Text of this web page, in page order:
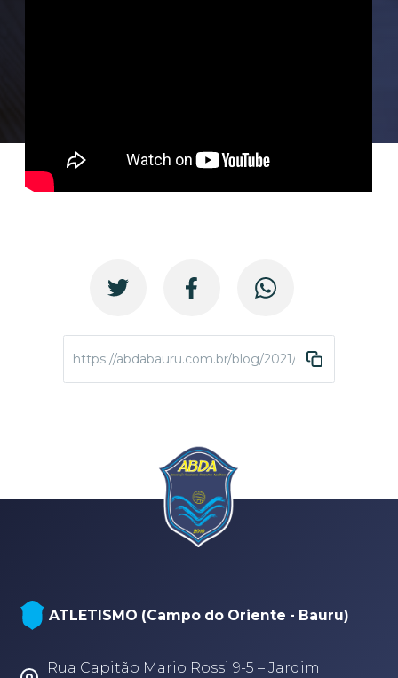
https://abdabauru.com.br/blog/2021/01/07/
ATLETISMO (Campo do Oriente - Bauru)
Rua Capitão Mario Rossi 9-5 – Jardim